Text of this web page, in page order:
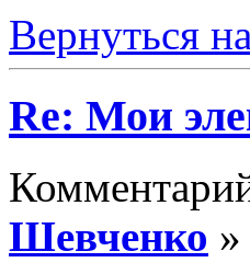
Вернуться
Re: Мои
Шевченко